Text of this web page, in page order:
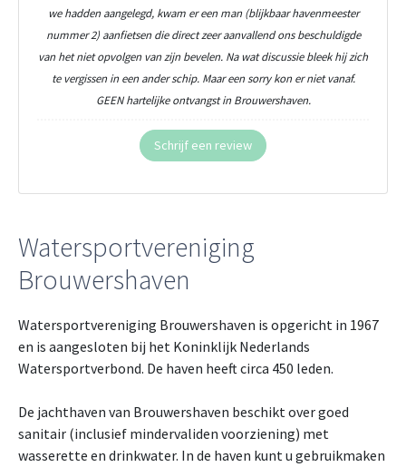
we hadden aangelegd, kwam er een man (blijkbaar havenmeester
nummer 2) aanfietsen die direct zeer aanvallend ons beschuldigde
van het niet opvolgen van zijn bevelen. Na wat discussie bleek hij zich
te vergissen in een ander schip. Maar een sorry kon er niet vanaf.
GEEN hartelijke ontvangst in Brouwershaven.
Schrijf een review
Watersportvereniging
Brouwershaven
Watersportvereniging Brouwershaven is opgericht in 1967
en is aangesloten bij het Koninklijk Nederlands
Watersportverbond. De haven heeft circa 450 leden.
De jachthaven van Brouwershaven beschikt over goed
sanitair (inclusief mindervaliden voorziening) met
wasserette en drinkwater. In de haven kunt u gebruikmaken